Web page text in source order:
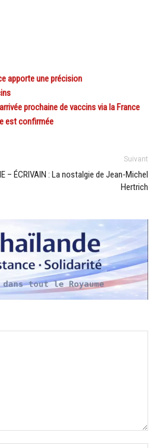
apporte une précision
prochaine de vaccins via la France
est confirmée
Suivant
– ÉCRIVAIN : La nostalgie de Jean-Michel
Hertrich